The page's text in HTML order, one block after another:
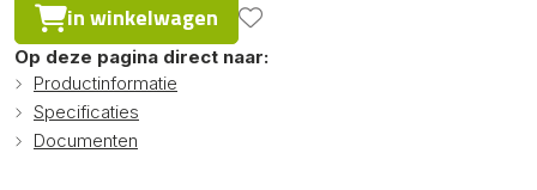
in winkelwagen
Op deze pagina direct naar:
Productinformatie
Specificaties
Documenten